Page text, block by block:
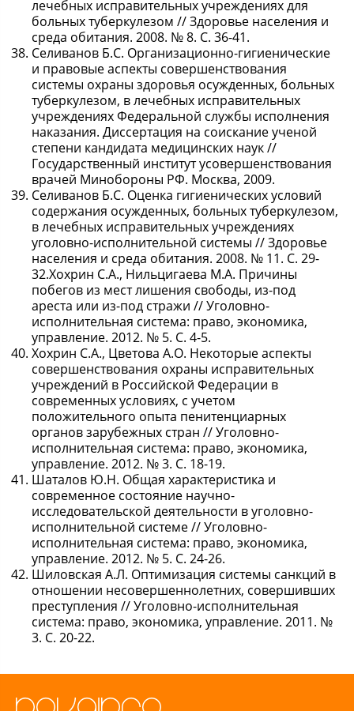
лечебных исправительных учреждениях для
больных туберкулезом // Здоровье населения и
среда обитания. 2008. № 8. С. 36-41.
Селиванов Б.С. Организационно-гигиенические
и правовые аспекты совершенствования
системы охраны здоровья осужденных, больных
туберкулезом, в лечебных исправительных
учреждениях Федеральной службы исполнения
наказания. Диссертация на соискание ученой
степени кандидата медицинских наук //
Государственный институт усовершенствования
врачей Минобороны РФ. Москва, 2009.
Селиванов Б.С. Оценка гигиенических условий
содержания осужденных, больных туберкулезом,
в лечебных исправительных учреждениях
уголовно-исполнительной системы // Здоровье
населения и среда обитания. 2008. № 11. С. 29-
32.Хохрин С.А., Нильцигаева М.А. Причины
побегов из мест лишения свободы, из-под
ареста или из-под стражи // Уголовно-
исполнительная система: право, экономика,
управление. 2012. № 5. С. 4-5.
Хохрин С.А., Цветова А.О. Некоторые аспекты
совершенствования охраны исправительных
учреждений в Российской Федерации в
современных условиях, с учетом
положительного опыта пенитенциарных
органов зарубежных стран // Уголовно-
исполнительная система: право, экономика,
управление. 2012. № 3. С. 18-19.
Шаталов Ю.Н. Общая характеристика и
современное состояние научно-
исследовательской деятельности в уголовно-
исполнительной системе // Уголовно-
исполнительная система: право, экономика,
управление. 2012. № 5. С. 24-26.
Шиловская А.Л. Оптимизация системы санкций в
отношении несовершеннолетних, совершивших
преступления // Уголовно-исполнительная
система: право, экономика, управление. 2011. №
3. С. 20-22.